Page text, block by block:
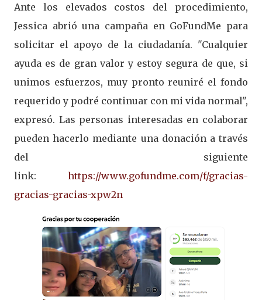
Ante los elevados costos del procedimiento,
Jessica abrió una campaña en GoFundMe para
solicitar el apoyo de la ciudadanía. "Cualquier
ayuda es de gran valor y estoy segura de que, si
unimos esfuerzos, muy pronto reuniré el fondo
requerido y podré continuar con mi vida normal",
expresó. Las personas interesadas en colaborar
pueden hacerlo mediante una donación a través
del siguiente
link: https://www.gofundme.com/f/gracias-
gracias-gracias-xpw2n